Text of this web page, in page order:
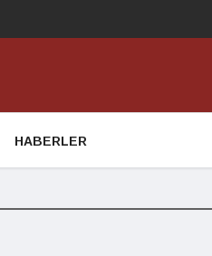
HABERLER